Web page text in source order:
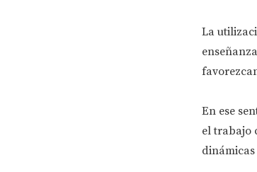
La
En ese
el trabajo